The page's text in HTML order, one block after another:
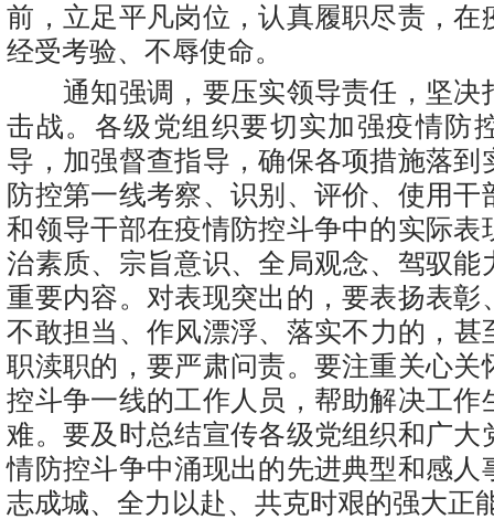
前，立足平凡岗位，认真履职尽责，在
经受考验、不辱使命。
通知强调，要压实领导责任，坚决
击战。各级党组织要切实加强疫情防
导，加强督查指导，确保各项措施落到
防控第一线考察、识别、评价、使用干
和领导干部在疫情防控斗争中的实际表
治素质、宗旨意识、全局观念、驾驭能
重要内容。对表现突出的，要表扬表彰
不敢担当、 作风漂浮、落实不力的，甚
职渎职的，要严肃问责。要注重关心关
控斗争一线的工作人员，帮助解决工作
难。要及时总结宣传各级党组织和广大
情防控斗争中涌现出的先进典型和感人
志成城、全力以赴、共克时艰的强大正